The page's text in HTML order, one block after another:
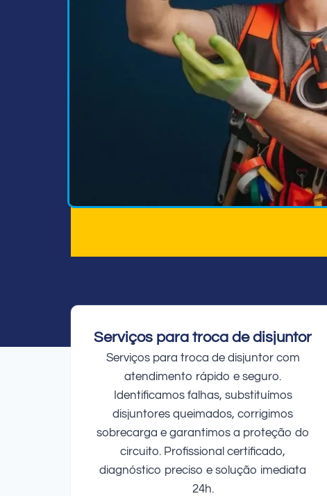
Serviços para troca de disjuntor
Serviços para troca de disjuntor com
atendimento rápido e seguro.
Identificamos falhas, substituímos
disjuntores queimados, corrigimos
sobrecarga e garantimos a proteção do
circuito. Profissional certificado,
diagnóstico preciso e solução imediata
24h.